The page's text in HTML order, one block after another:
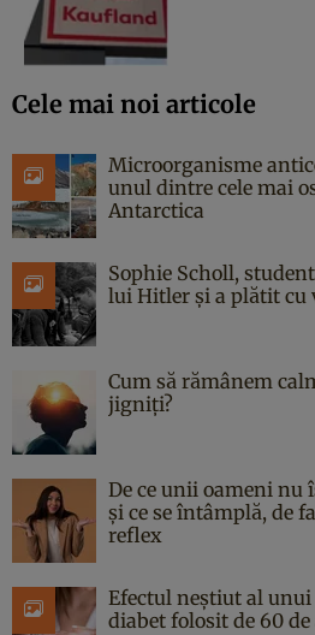
Cele mai noi articole
Microorganisme
unul dintre cele mai
Antarctica
Sophie Scholl,
lui Hitler și a plătit cu
Cum să rămânem
jigniți?
De ce unii oameni nu
și ce se întâmplă, de
reflex
Efectul neștiut al
diabet folosit de 60 de